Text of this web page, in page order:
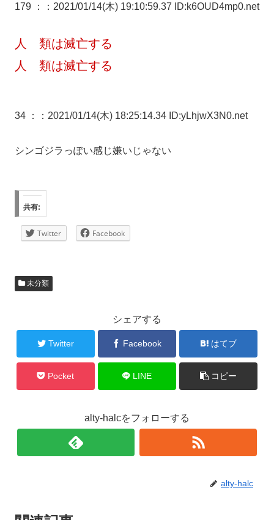
179 ： ：2021/01/14(木) 19:10:59.37 ID:k6OUD4mp0.net
人 類は滅亡する
人 類は滅亡する
34 ： ：2021/01/14(木) 18:25:14.34 ID:yLhjwX3N0.net
シンゴジラっぽい感じ嫌いじゃない
共有:
Twitter Facebook
未分類
シェアする
Twitter Facebook はてブ
Pocket LINE コピー
alty-halcをフォローする
alty-halc